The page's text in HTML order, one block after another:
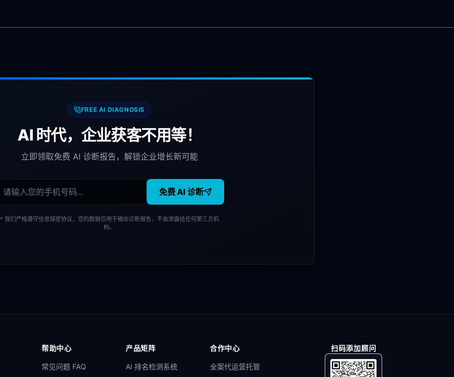
FREE AI DIAGNOSIS
AI 时代，企业获客不用等！
立即领取免费 AI 诊断报告，解锁企业增长新可能
免费 AI 诊断
* 我们严格遵守信息保密协议，您的数据仅用于输出诊断报告，不会泄露给任何第三方机
构。
帮助中心
常见问题 FAQ
产品矩阵
AI 排名检测系统
合作中心
全案代运营托管
扫码添加顾问